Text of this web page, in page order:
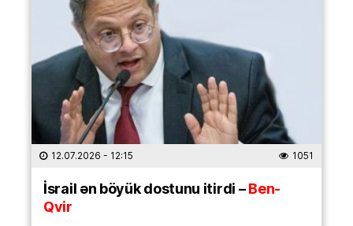
12.07.2026 - 12:15 1051
İsrail ən böyük dostunu itirdi –Ben-
Qvir